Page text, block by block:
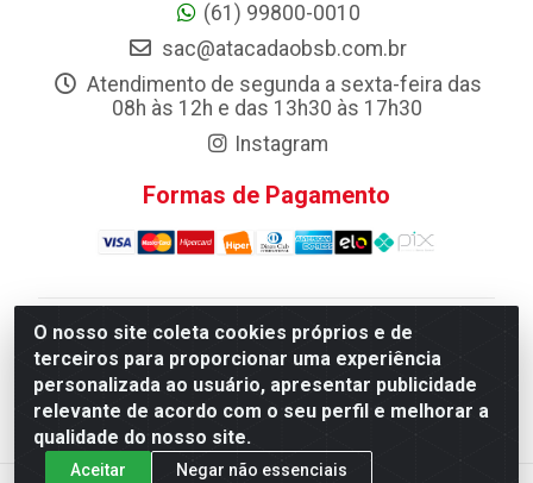
O nosso site coleta cookies próprios e de
terceiros para proporcionar uma experiência
personalizada ao usuário, apresentar publicidade
relevante de acordo com o seu perfil e melhorar a
qualidade do nosso site.
Aceitar Negar não essenciais
(61) 99800-0010
sac@atacadaobsb.com.br
Atendimento de segunda a sexta-feira das
08h às 12h e das 13h30 às 17h30
Instagram
Formas de Pagamento
Atacadao da Limpeza F. Pereira Queiroz Comercio e
Distribuicao LTDA - Quadra Qi 10 Lotes 39 e, 41 - Setor
Industrial (Taguatinga), Brasília/DF - CEP 72.135-100 -
CNPJ 13.184.675/0001-80